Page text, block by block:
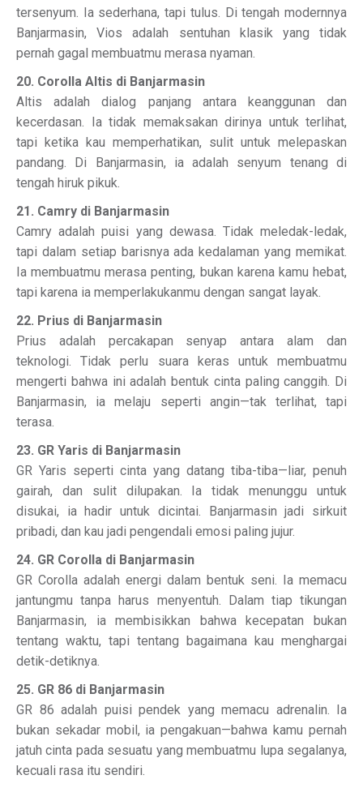
tersenyum. Ia sederhana, tapi tulus. Di tengah modernnya
Banjarmasin, Vios adalah sentuhan klasik yang tidak
pernah gagal membuatmu merasa nyaman.
20. Corolla Altis di Banjarmasin
Altis adalah dialog panjang antara keanggunan dan
kecerdasan. Ia tidak memaksakan dirinya untuk terlihat,
tapi ketika kau memperhatikan, sulit untuk melepaskan
pandang. Di Banjarmasin, ia adalah senyum tenang di
tengah hiruk pikuk.
21. Camry di Banjarmasin
Camry adalah puisi yang dewasa. Tidak meledak-ledak,
tapi dalam setiap barisnya ada kedalaman yang memikat.
Ia membuatmu merasa penting, bukan karena kamu hebat,
tapi karena ia memperlakukanmu dengan sangat layak.
22. Prius di Banjarmasin
Prius adalah percakapan senyap antara alam dan
teknologi. Tidak perlu suara keras untuk membuatmu
mengerti bahwa ini adalah bentuk cinta paling canggih. Di
Banjarmasin, ia melaju seperti angin—tak terlihat, tapi
terasa.
23. GR Yaris di Banjarmasin
GR Yaris seperti cinta yang datang tiba-tiba—liar, penuh
gairah, dan sulit dilupakan. Ia tidak menunggu untuk
disukai, ia hadir untuk dicintai. Banjarmasin jadi sirkuit
pribadi, dan kau jadi pengendali emosi paling jujur.
24. GR Corolla di Banjarmasin
GR Corolla adalah energi dalam bentuk seni. Ia memacu
jantungmu tanpa harus menyentuh. Dalam tiap tikungan
Banjarmasin, ia membisikkan bahwa kecepatan bukan
tentang waktu, tapi tentang bagaimana kau menghargai
detik-detiknya.
25. GR 86 di Banjarmasin
GR 86 adalah puisi pendek yang memacu adrenalin. Ia
bukan sekadar mobil, ia pengakuan—bahwa kamu pernah
jatuh cinta pada sesuatu yang membuatmu lupa segalanya,
kecuali rasa itu sendiri.